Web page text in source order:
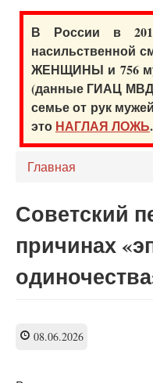
В России в
насильственной
ЖЕНЩИНЫ и 756
(данные ГИАЦ
семье от рук
это НАГЛАЯ ЛОЖЬ.
Главная
Советский
причинах
08.06.2026